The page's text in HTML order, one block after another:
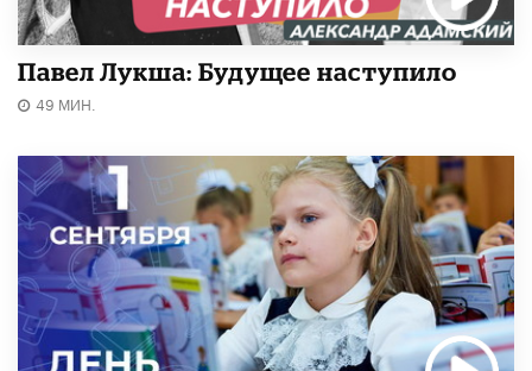
Павел Лукша: Будущее наступило
49 МИН.